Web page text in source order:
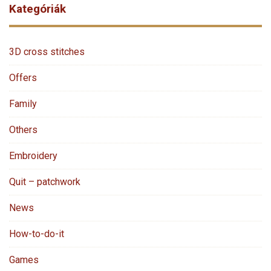
Kategóriák
3D cross stitches
Offers
Family
Others
Embroidery
Quit – patchwork
News
How-to-do-it
Games